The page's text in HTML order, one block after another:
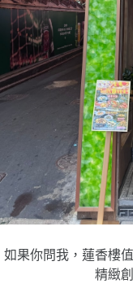
如果你問我， 蓮香樓
精緻